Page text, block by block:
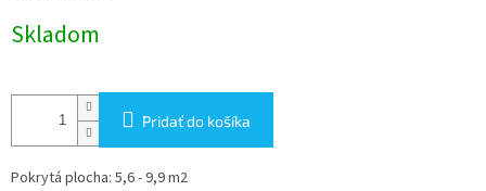
cena:
Skladom
Pridať do košíka
Pokrytá plocha: 5,6 - 9,9 m2